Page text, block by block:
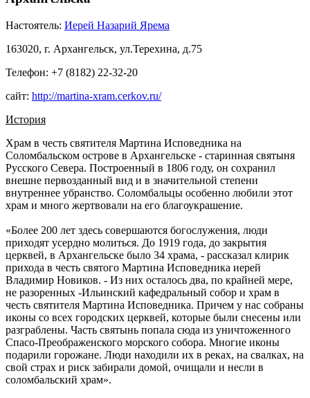
Настоятель: Иерей Назарий Ярема
163020, г. Архангельск, ул.Терехина, д.75
Телефон: +7 (8182) 22-32-20
сайт: http://martina-xram.cerkov.ru/
История
Храм в честь святителя Мартина Исповедника на
Соломбальском острове в Архангельске - старинная святыня
Русского Севера. Построенный в 1806 году, он сохранил
внешне первозданный вид и в значительной степени
внутреннее убранство. Соломбальцы особенно любили этот
храм и много жертвовали на его благоукрашение.
«Более 200 лет здесь совершаются богослужения, люди
приходят усердно молиться. До 1919 года, до закрытия
церквей, в Архангельске было 34 храма, - рассказал клирик
прихода в честь святого Мартина Исповедника иерей
Владимир Новиков. - Из них осталось два, по крайней мере,
не разоренных -Ильинский кафедральный собор и храм в
честь святителя Мартина Исповедника. Причем у нас собраны
иконы со всех городских церквей, которые были снесены или
разграблены. Часть святынь попала сюда из уничтоженного
Спасо-Преображенского морского собора. Многие иконы
подарили горожане. Люди находили их в реках, на свалках, на
свой страх и риск забирали домой, очищали и несли в
соломбальский храм».